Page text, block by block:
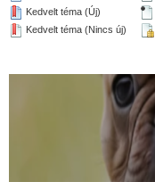
Kedvelt téma (Új)
Kedvelt téma (Nincs új)